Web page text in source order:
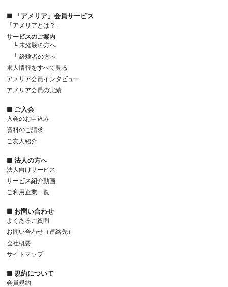
■ 「アメリア」会員サービス
「アメリアとは？」
サービスのご案内
└ 未経験の方へ
└ 経験者の方へ
求人情報をすべて見る
アメリア会員インタビュー
アメリア会員の実績
■ ご入会
入会のお申込み
資料のご請求
ご友人紹介
■ 法人の方へ
法人向けサービス
サービス紹介動画
ご利用企業一覧
■ お問い合わせ
よくあるご質問
お問い合わせ（連絡先）
会社概要
サイトマップ
■ 規約について
会員規約